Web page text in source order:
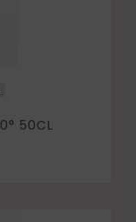
GIN COPPERHEAD 40° 50CL